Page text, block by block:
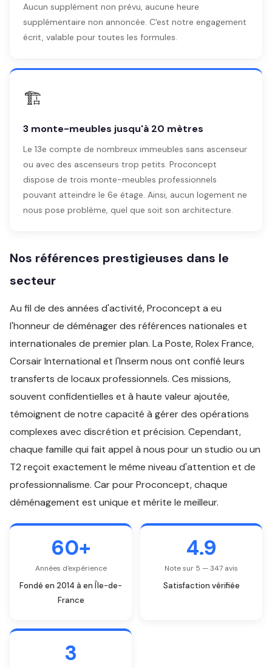
Aucun supplément non prévu, aucune heure
supplémentaire non annoncée. C'est notre engagement
écrit, valable pour toutes les formules.
🏗️
3 monte-meubles jusqu'à 20 mètres
Le 13e compte de nombreux immeubles sans ascenseur
ou avec des ascenseurs trop petits. Proconcept
dispose de trois monte-meubles professionnels
pouvant atteindre le 6e étage. Ainsi, aucun logement ne
nous pose problème, quel que soit son architecture.
Nos références prestigieuses dans le
secteur
Au fil de des années d'activité, Proconcept a eu
l'honneur de déménager des références nationales et
internationales de premier plan. La Poste, Rolex France,
Corsair International et l'Inserm nous ont confié leurs
transferts de locaux professionnels. Ces missions,
souvent confidentielles et à haute valeur ajoutée,
témoignent de notre capacité à gérer des opérations
complexes avec discrétion et précision. Cependant,
chaque famille qui fait appel à nous pour un studio ou un
T2 reçoit exactement le même niveau d'attention et de
professionnalisme. Car pour Proconcept, chaque
déménagement est unique et mérite le meilleur.
60+
Années d'expérience
Fondé en 2014 à en Île-de-
France
4.9
Note sur 5 — 347 avis
Satisfaction vérifiée
3